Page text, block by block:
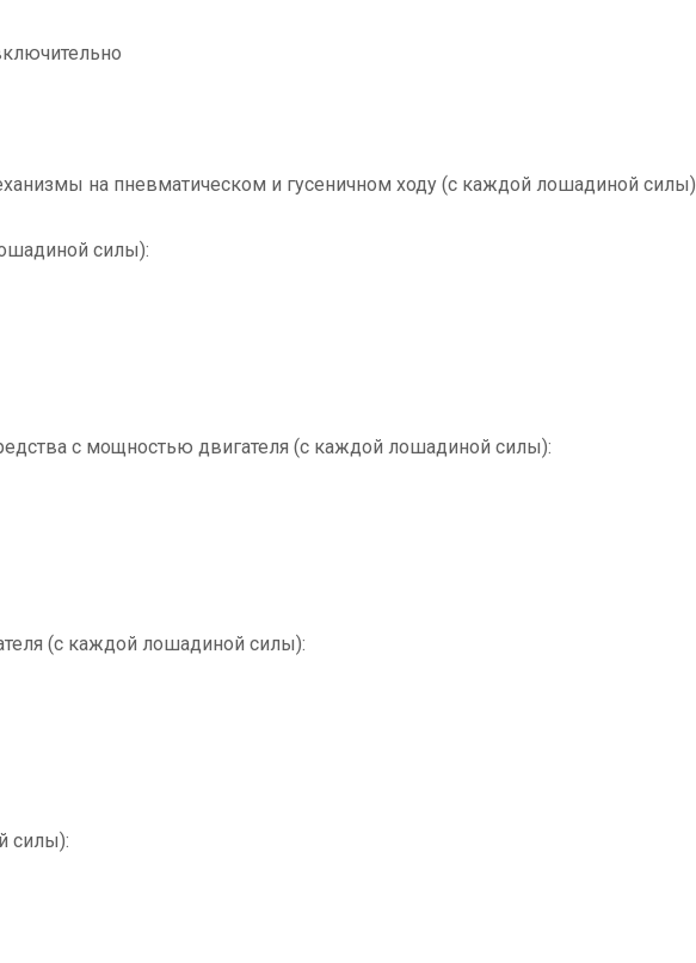
на пневматическом и гусеничном ходу (с каждой лошадиной силы)
силы):
с мощностью двигателя (с каждой лошадиной силы):
(с каждой лошадиной силы):
силы):